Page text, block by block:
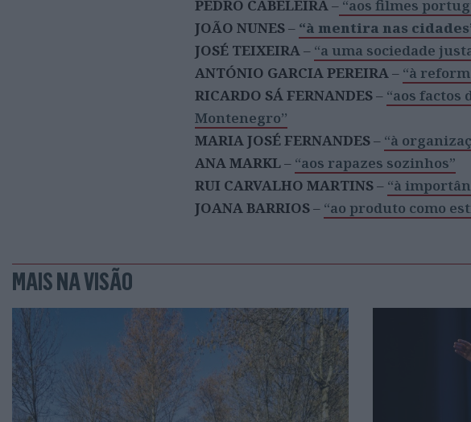
PEDRO CABELEIRA– “aos filmes
JOÃO NUNES– “à mentira nas
JOSÉ TEIXEIRA– “a uma sociedade
ANTÓNIO GARCIA PEREIRA– “à
RICARDO SÁ FERNANDES– “aos factos
Montenegro’’
MARIA JOSÉ FERNANDES– “à
ANA MARKL– “aos rapazes sozinhos”
RUI CARVALHO MARTINS– “à
JOANA BARRIOS– “ao produto como
MAIS NA VISÃO